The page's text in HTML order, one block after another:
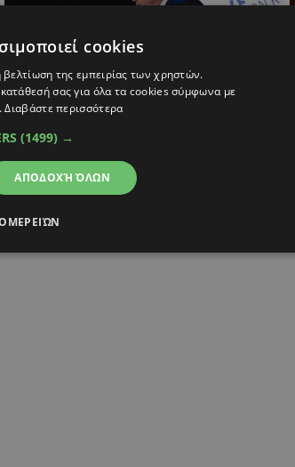
27.12.2019 14:13
Υπ. Εσωτερικών: Σε Παρίσι και
περίπολα;
cookies
της εμπειρίας των χρηστών.
σας για όλα τα cookies σύμφωνα με
Διαβάστε περισσότερα
(1499) →
ΑΠΟΔΟΧΉ ΌΛΩΝ